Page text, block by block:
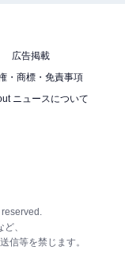
広告掲載
・商標・免責事項
ニュースについて
、
信等を禁じます。